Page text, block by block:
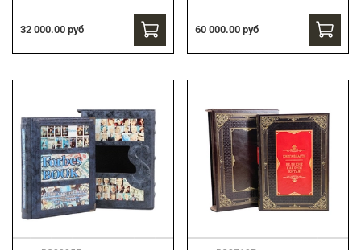
32 000.00 руб 60 000.00 руб